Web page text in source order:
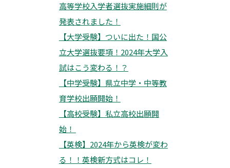
高等学校入学者選抜実施細則が
発表されました！
【大学受験】ついに出た！国公
立大学選抜要項！2024年大学入
試はこう変わる！？
【中学受験】県立中学・中等教
育学校出願開始！
【高校受験】私立高校出願開
始！
【英検】2024年から英検が変わ
る！！英検新方式はコレ！